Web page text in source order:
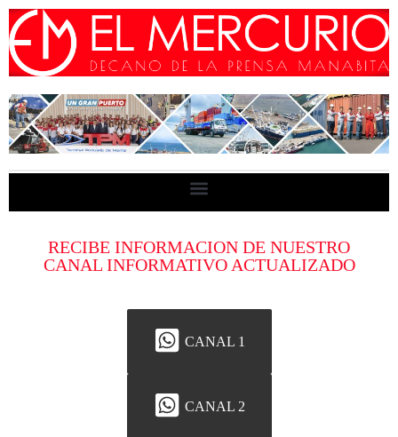
RECIBE INFORMACION DE NUESTRO
CANAL INFORMATIVO ACTUALIZADO
CANAL 1
CANAL 2